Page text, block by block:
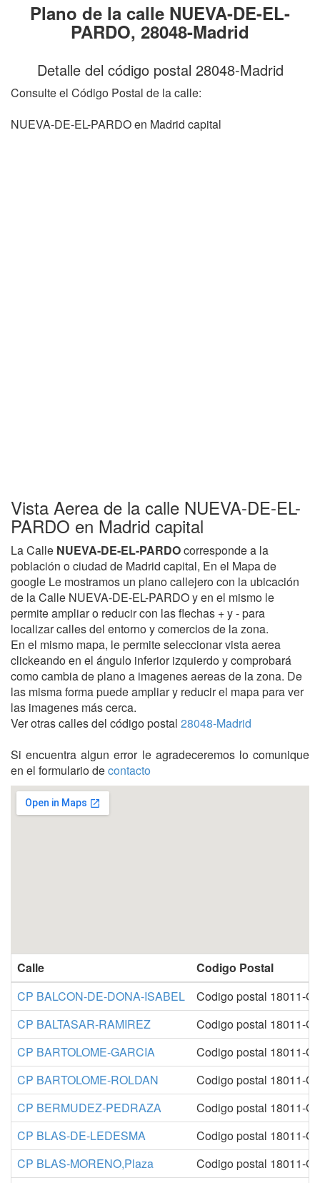
Plano de la calle NUEVA-DE-EL-
PARDO, 28048-Madrid
Detalle del código postal 28048-Madrid
Consulte el Código Postal de la calle:
NUEVA-DE-EL-PARDO en Madrid capital
Vista Aerea de la calle NUEVA-DE-EL-
PARDO en Madrid capital
La Calle NUEVA-DE-EL-PARDOcorresponde a la
población o ciudad de Madrid capital, En el Mapa de
google Le mostramos un plano callejero con la ubicación
de la Calle NUEVA-DE-EL-PARDO y en el mismo le
permite ampliar o reducir con las flechas + y - para
localizar calles del entorno y comercios de la zona.
En el mismo mapa, le permite seleccionar vista aerea
clickeando en el ángulo inferior izquierdo y comprobará
como cambia de plano a imagenes aereas de la zona. De
las misma forma puede ampliar y reducir el mapa para ver
las imagenes más cerca.
Ver otras calles del código postal 28048-Madrid
Si encuentra algun error le agradeceremos lo comunique
en el formulario decontacto
Calle
Codigo Postal
CP BALCON-DE-DONA-ISABEL
Codigo postal 18011-
CP BALTASAR-RAMIREZ
Codigo postal 18011-
CP BARTOLOME-GARCIA
Codigo postal 18011-
CP BARTOLOME-ROLDAN
Codigo postal 18011-
CP BERMUDEZ-PEDRAZA
Codigo postal 18011-
CP BLAS-DE-LEDESMA
Codigo postal 18011-
CP BLAS-MORENO,Plaza
Codigo postal 18011-